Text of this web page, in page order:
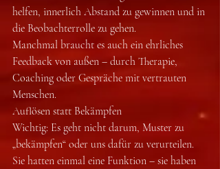
helfen, innerlich Abstand zu gewinnen und in
die Beobachterrolle zu gehen.
Manchmal braucht es auch ein ehrliches
Feedback von außen – durch Therapie,
Coaching oder Gespräche mit vertrauten
Menschen.
Auflösen statt Bekämpfen
Wichtig: Es geht nicht darum, Muster zu
„bekämpfen“ oder uns dafür zu verurteilen.
Sie hatten einmal eine Funktion – sie haben